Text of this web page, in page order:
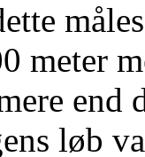
meter
end
løb